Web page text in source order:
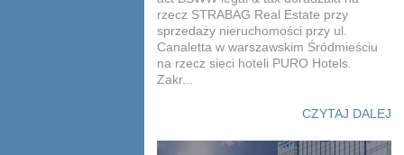
rzecz STRABAG Real Estate przy
sprzedaży nieruchomości przy ul.
Canaletta w warszawskim Śródmieściu
na rzecz sieci hoteli PURO Hotels.
Zakr...
CZYTAJ DALEJ